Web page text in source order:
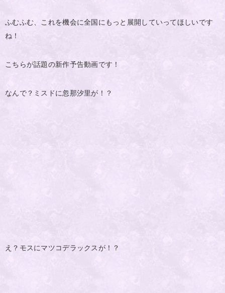
ふむふむ、これを機会に全国にもっと展開していってほしいです
ね！
こちらが話題の新作予告動画です！
なんで？ミスドに忽那汐里が！？
え？モスにマツコデラックスが！？